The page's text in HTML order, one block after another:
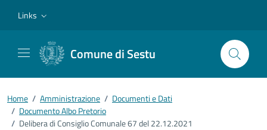
Links
Comune di Sestu
Home / Amministrazione / Documenti e Dati
/ Documento Albo Pretorio
/ Delibera di Consiglio Comunale 67 del 22.12.2021